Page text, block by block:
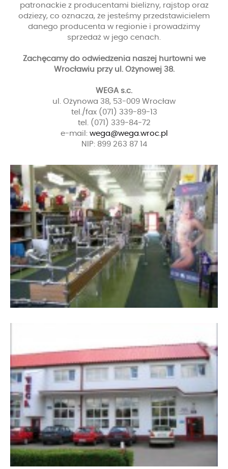
patronackie z producentami bielizny, rajstop oraz
odziezy, co oznacza, że jesteśmy przedstawicielem
danego producenta w regionie i prowadzimy
sprzedaż w jego cenach.
Zachęcamy do odwiedzenia naszej hurtowni we
Wrocławiu przy ul. Ożynowej 38.
WEGA s.c.
ul. Ożynowa 38, 53-009 Wrocław
tel./fax (071) 339-89-13
tel. (071) 339-84-72
e-mail: wega@wega.wroc.pl
NIP: 899 263 87 14